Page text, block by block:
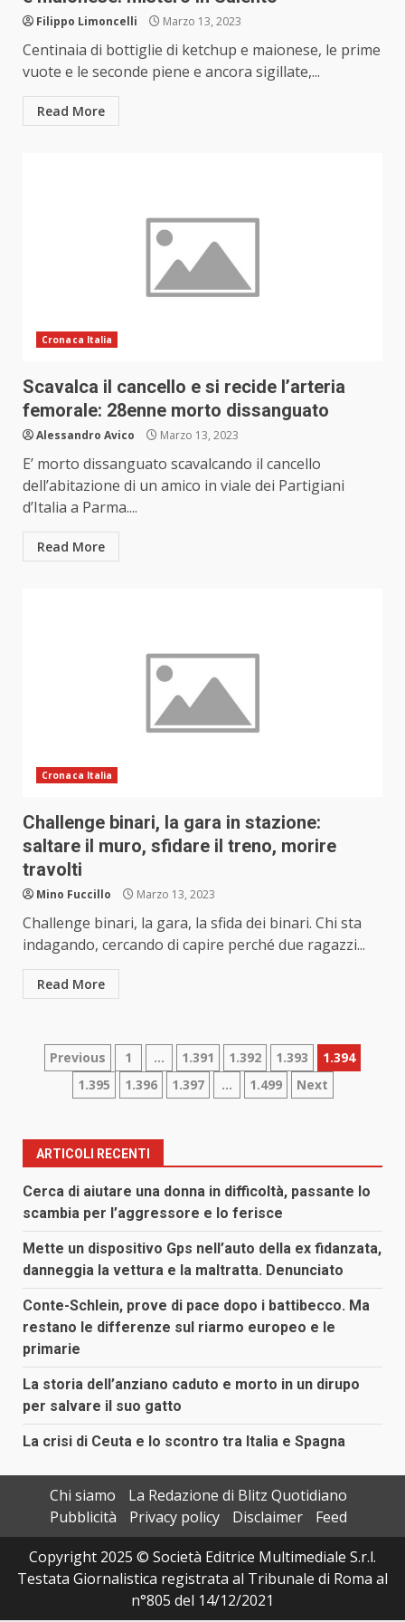
Filippo Limoncelli Marzo 13, 2023
Centinaia di bottiglie di ketchup e maionese, le prime
vuote e le seconde piene e ancora sigillate,...
Read More
Cronaca Italia
Scavalca il cancello e si recide l’arteria
femorale: 28enne morto dissanguato
Alessandro Avico Marzo 13, 2023
E’ morto dissanguato scavalcando il cancello
dell’abitazione di un amico in viale dei Partigiani
d’Italia a Parma....
Read More
Cronaca Italia
Challenge binari, la gara in stazione:
saltare il muro, sfidare il treno, morire
travolti
Mino Fuccillo Marzo 13, 2023
Challenge binari, la gara, la sfida dei binari. Chi sta
indagando, cercando di capire perché due ragazzi...
Read More
Paginazione
degli
articoli
Previous 1 … 1.391 1.392 1.393
1.394
1.395
1.396 1.397 … 1.499 Next
ARTICOLI RECENTI
Cerca di aiutare una donna in difficoltà, passante lo
scambia per l’aggressore e lo ferisce
Mette un dispositivo Gps nell’auto della ex fidanzata,
danneggia la vettura e la maltratta. Denunciato
Conte-Schlein, prove di pace dopo i battibecco. Ma
restano le differenze sul riarmo europeo e le
primarie
La storia dell’anziano caduto e morto in un dirupo
per salvare il suo gatto
La crisi di Ceuta e lo scontro tra Italia e Spagna
Chi siamo
La Redazione di Blitz Quotidiano
Pubblicità
Privacy policy Disclaimer
Feed
Copyright 2025 © Società Editrice Multimediale S.r.l.
Testata Giornalistica registrata al Tribunale di Roma al
n°805 del 14/12/2021